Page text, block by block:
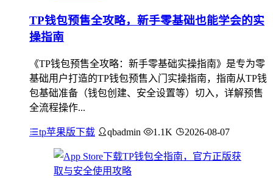
TP钱包预售全攻略，新手零基础也能学会的实
操指南
《TP钱包预售全攻略：新手零基础实操指南》是专为零
基础用户打造的TP钱包预售入门实操指南，指南从TP钱
包基础准备（钱包创建、安全设置等）切入，详解预售
全流程操作...
tp苹果版下载 qbadmin 1.1K 2026-08-07